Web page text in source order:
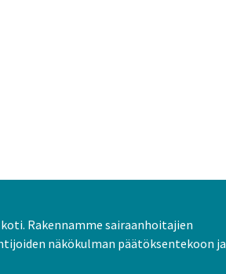
Rakennamme sairaanhoitajien
näkökulman päätöksentekoon ja